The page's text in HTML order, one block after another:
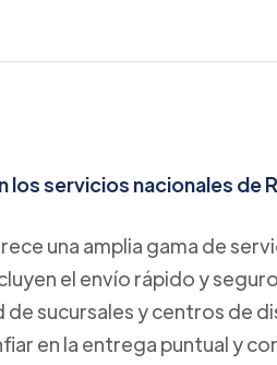
los servicios nacionales de
una amplia gama de
el envío rápido y
de sucursales y centros de
en la entrega puntual y